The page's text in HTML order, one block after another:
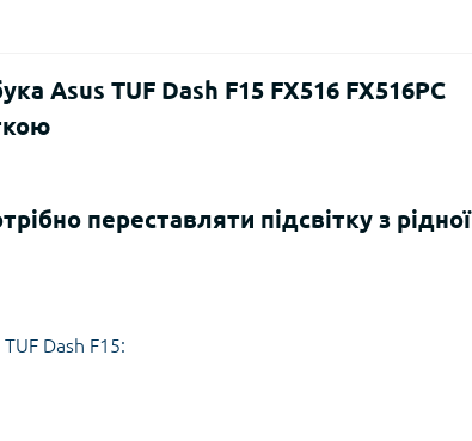
Asus TUF Dash F15 FX516 FX516PC
переставляти підсвітку з рідної
Dash F15: